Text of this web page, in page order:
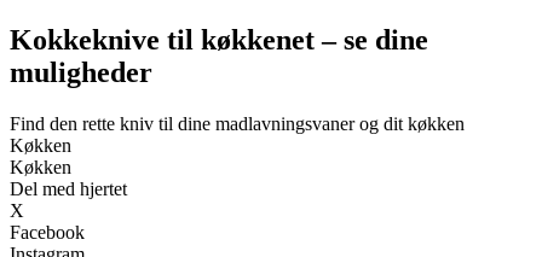
Kokkeknive til køkkenet – se dine
muligheder
Find den rette kniv til dine madlavningsvaner og dit køkken
Køkken
Køkken
Del med hjertet
X
Facebook